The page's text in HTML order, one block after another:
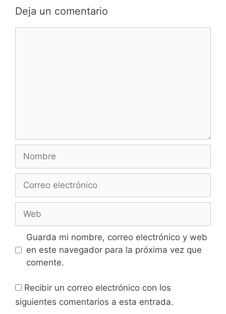
Deja un comentario
Guarda mi nombre, correo electrónico y web
en este navegador para la próxima vez que
comente.
Recibir un correo electrónico con los
siguientes comentarios a esta entrada.